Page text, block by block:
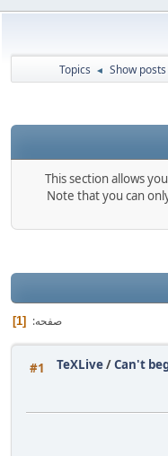
Show posts
◄
Topics
This section allows
Note that you can
صفحه 1
#1 /Can't